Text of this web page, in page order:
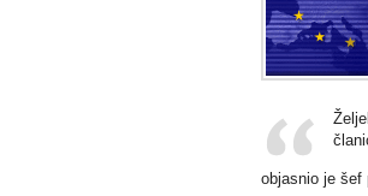
objasnio je šef